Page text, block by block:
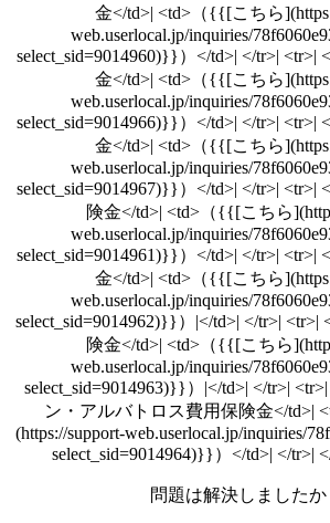
金</td>| <td>（{{[こちら
web.userlocal.jp/inquiries/
select_sid=9014960)}}）</td>| </tr>| <tr>|
金</td>| <td>（{{[こちら
web.userlocal.jp/inquiries/
select_sid=9014966)}}）</td>| </tr>| <tr>|
金</td>| <td>（{{[こちら
web.userlocal.jp/inquiries/
select_sid=9014967)}}）</td>| </tr>| <tr>|
険金</td>| <td>（{{[こちら
web.userlocal.jp/inquiries/
select_sid=9014961)}}）</td>| </tr>| <tr>|
金</td>| <td>（{{[こちら
web.userlocal.jp/inquiries/
select_sid=9014962)}}）|</td>| </tr>|
険金</td>| <td>（{{[こちら
web.userlocal.jp/inquiries/
select_sid=9014963)}}）|</td>| </tr>|
ン・アルバトロス費用保険金</td>|
(https://support-web.userlocal.jp/inquiries/
select_sid=9014964)}}）</td>| </tr>|
問題は解決しましたか